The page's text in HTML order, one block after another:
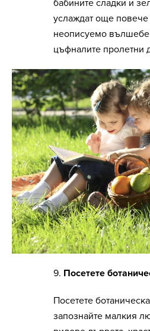
бабините сладки и
услаждат още
неописуемо
цъфналите пролетни
9. Посетете
Посетете
запознайте малкия